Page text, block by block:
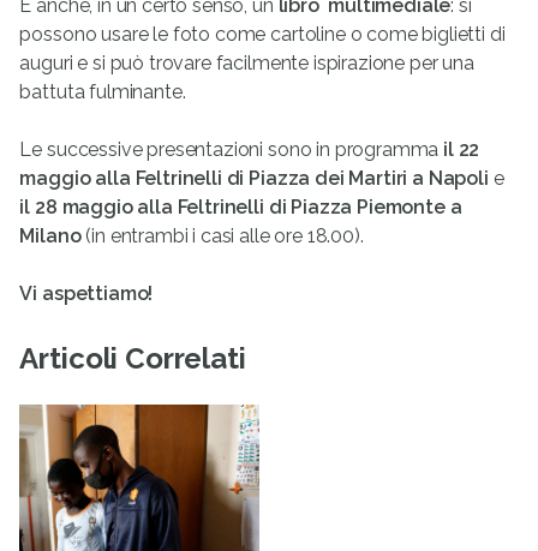
È anche, in un certo senso, un libro multimediale: si
possono usare le foto come cartoline o come biglietti di
auguri e si può trovare facilmente ispirazione per una
battuta fulminante.
Le successive presentazioni sono in programma il 22
maggio alla Feltrinelli di Piazza dei Martiri a Napoli e
il 28 maggio alla Feltrinelli di Piazza Piemonte a
Milano(in entrambi i casi alle ore 18.00).
Vi aspettiamo!
Articoli Correlati